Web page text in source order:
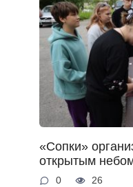
«Сопки»
открытым
0 26